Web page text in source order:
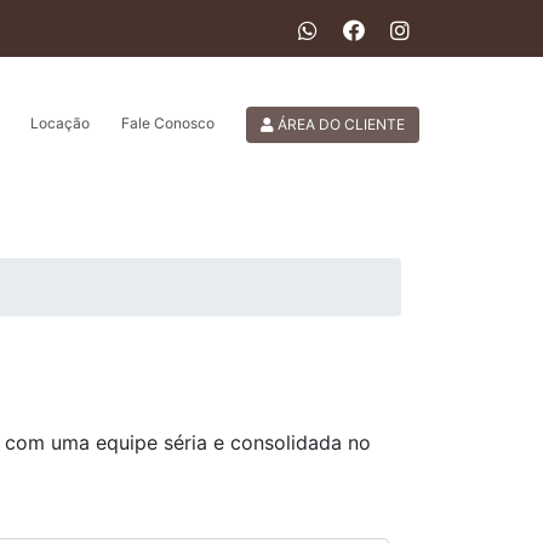
Locação Fale Conosco ÁREA DO CLIENTE
uma equipe séria e consolidada no